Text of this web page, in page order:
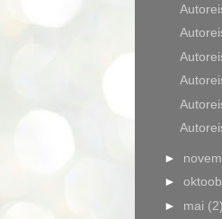
►
►
► mai (2)